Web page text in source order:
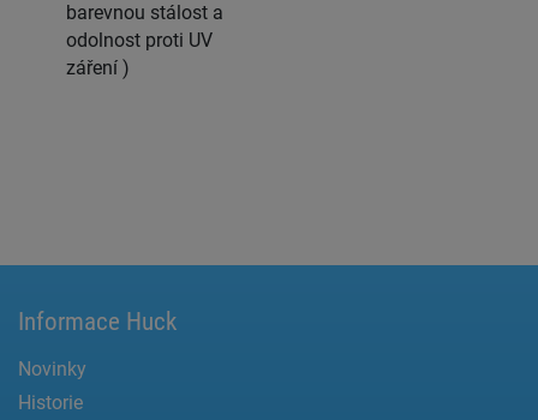
barevnou stálost a
odolnost proti UV
záření )
Informace Huck
Novinky
Historie